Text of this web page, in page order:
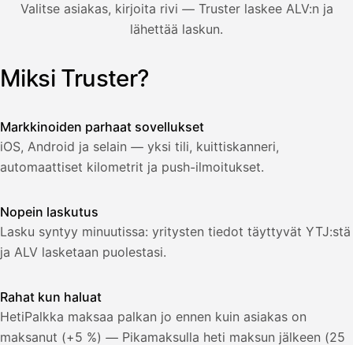
Valitse asiakas, kirjoita rivi — Truster laskee ALV:n ja
lähettää laskun.
Kuvitus: käyttäjä luo laskun Truster-sovelluksessa —
€
25,5
471,75
Miksi Truster?
Markkinoiden parhaat sovellukset
iOS, Android ja selain — yksi tili, kuittiskanneri,
automaattiset kilometrit ja push-ilmoitukset.
Nopein laskutus
Lasku syntyy minuutissa: yritysten tiedot täyttyvät YTJ:stä
ja ALV lasketaan puolestasi.
Rahat kun haluat
HetiPalkka maksaa palkan jo ennen kuin asiakas on
maksanut (+5 %) — Pikamaksulla heti maksun jälkeen (25